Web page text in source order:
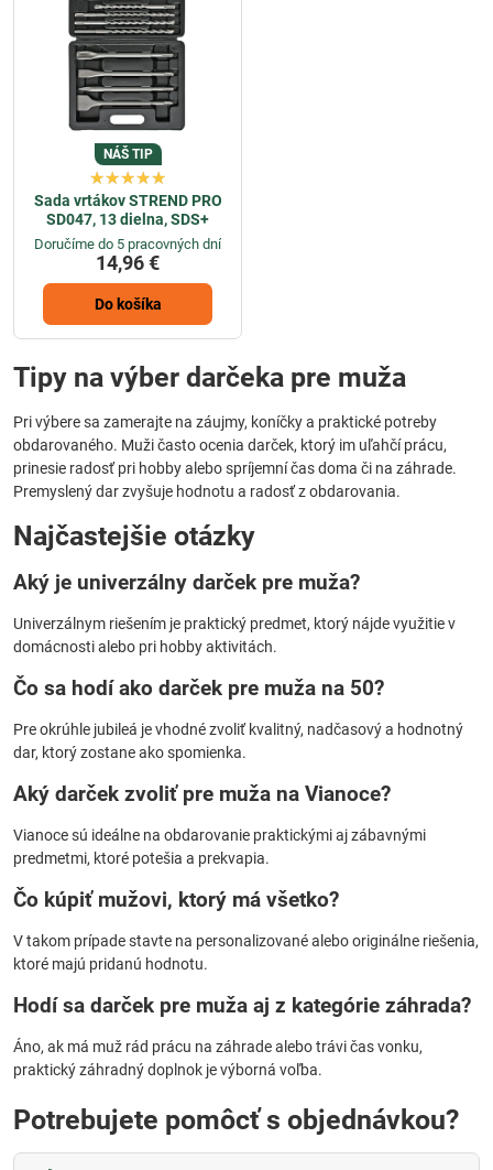
NÁŠ TIP
Sada vrtákov STREND PRO
SD047, 13 dielna, SDS+
Doručíme do 5 pracovných dní
14,96 €
Do košíka
Tipy na výber darčeka pre muža
Pri výbere sa zamerajte na záujmy, koníčky a praktické potreby
obdarovaného. Muži často ocenia darček, ktorý im uľahčí prácu,
prinesie radosť pri hobby alebo spríjemní čas doma či na záhrade.
Premyslený dar zvyšuje hodnotu a radosť z obdarovania.
Najčastejšie otázky
Aký je univerzálny darček pre muža?
Univerzálnym riešením je praktický predmet, ktorý nájde využitie v
domácnosti alebo pri hobby aktivitách.
Čo sa hodí ako darček pre muža na 50?
Pre okrúhle jubileá je vhodné zvoliť kvalitný, nadčasový a hodnotný
dar, ktorý zostane ako spomienka.
Aký darček zvoliť pre muža na Vianoce?
Vianoce sú ideálne na obdarovanie praktickými aj zábavnými
predmetmi, ktoré potešia a prekvapia.
Čo kúpiť mužovi, ktorý má všetko?
V takom prípade stavte na personalizované alebo originálne riešenia,
ktoré majú pridanú hodnotu.
Hodí sa darček pre muža aj z kategórie záhrada?
Áno, ak má muž rád prácu na záhrade alebo trávi čas vonku,
praktický záhradný doplnok je výborná voľba.
Potrebujete pomôcť s objednávkou?